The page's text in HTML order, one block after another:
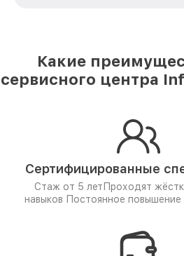
Какие
сервисного центра
Сертифицированные
Стаж от 5 лет Проходят
навыков Постоянное повышение